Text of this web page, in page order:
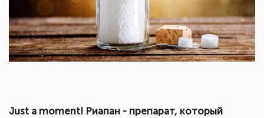
Just a moment! Риапан - препарат, который